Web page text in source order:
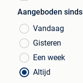
Aangeboden sinds
Vandaag
Gisteren
Een week
Altijd